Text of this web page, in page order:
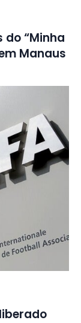
“Minha
Manaus